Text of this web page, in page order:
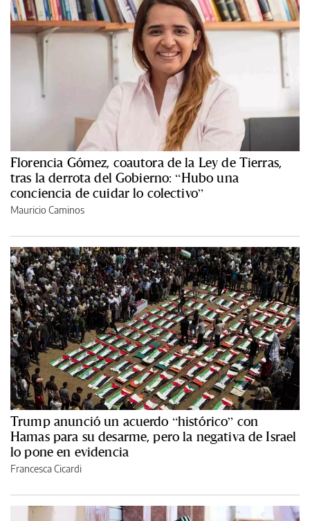
Florencia Gómez, coautora de la Ley de Tierras,
tras la derrota del Gobierno: “Hubo una
conciencia de cuidar lo colectivo”
Mauricio Caminos
Trump anunció un acuerdo “histórico” con
Hamas para su desarme, pero la negativa de Israel
lo pone en evidencia
Francesca Cicardi